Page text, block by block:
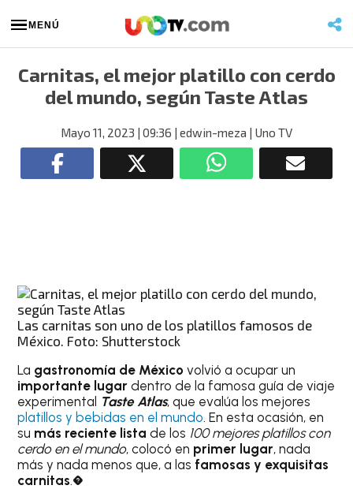
MENÚ
Carnitas, el mejor platillo con cerdo
del mundo, según Taste Atlas
Mayo 11, 2023 | 09:36 | edwin-meza | Uno TV
Las carnitas son uno de los platillos famosos de
México. Foto: Shutterstock
La gastronomía de México volvió a ocupar un
importante lugar dentro de la famosa guía de viaje
experimental Taste Atlas, que evalúa los mejores
platillos y bebidas en el mundo. En esta ocasión, en
su más reciente lista de los 100 mejores platillos con
cerdo en el mundo, colocó en primer lugar, nada
más y nada menos que, a las famosas y exquisitas
carnitas.�